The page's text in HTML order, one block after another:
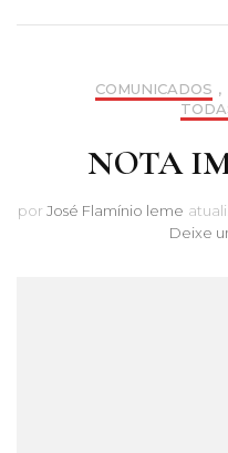
COMUNICADOS ,
NOTA
por José Flamínio leme
Deixe